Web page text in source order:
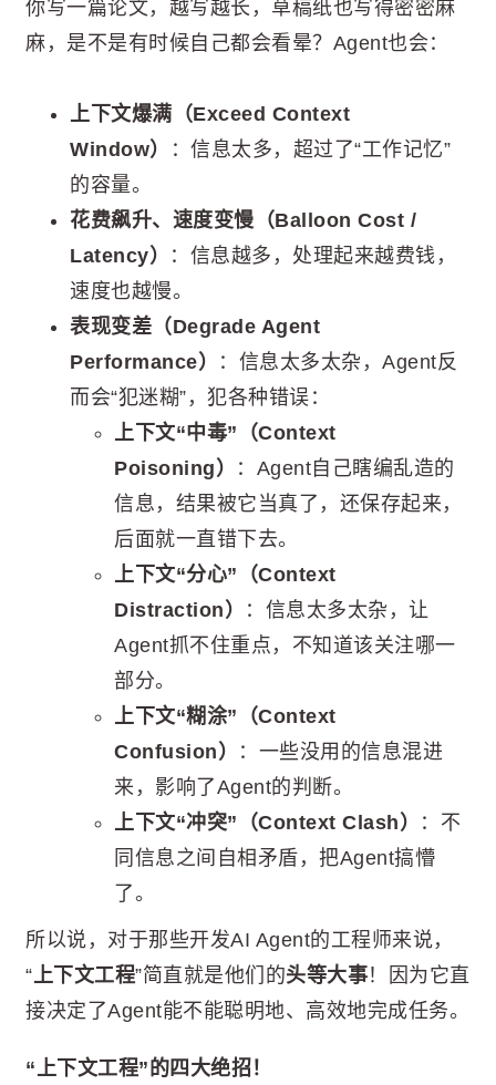
你写一篇论文，越写越长，草稿纸也写得密密麻
麻，是不是有时候自己都会看晕？Agent也会：
上下文爆满（Exceed Context
Window）
：信息太多，超过了“工作记忆”
的容量。
花费飙升、速度变慢（Balloon Cost /
Latency）
：信息越多，处理起来越费钱，
速度也越慢。
表现变差（Degrade Agent
Performance）
：信息太多太杂，Agent反
而会“犯迷糊”，犯各种错误：
上下文“中毒”（Context
Poisoning）
：Agent自己瞎编乱造的
信息，结果被它当真了，还保存起来，
后面就一直错下去。
上下文“分心”（Context
Distraction）
：信息太多太杂，让
Agent抓不住重点，不知道该关注哪一
部分。
上下文“糊涂”（Context
Confusion）
：一些没用的信息混进
来，影响了Agent的判断。
上下文“冲突”（Context Clash）
：不
同信息之间自相矛盾，把Agent搞懵
了。
所以说，对于那些开发AI Agent的工程师来说，
“上下文工程”简直就是他们的头等大事！因为它直
接决定了Agent能不能聪明地、高效地完成任务。
“上下文工程”的四大绝招！